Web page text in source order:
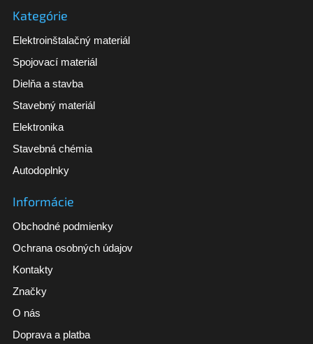
Kategórie
Elektroinštalačný materiál
Spojovací materiál
Dielňa a stavba
Stavebný materiál
Elektronika
Stavebná chémia
Autodoplnky
Informácie
Obchodné podmienky
Ochrana osobných údajov
Kontakty
Značky
O nás
Doprava a platba